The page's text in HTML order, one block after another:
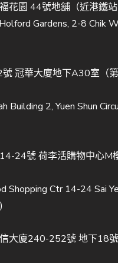
花園 44號地舖（近港鐵
Gardens, 2-8 Chik
冠華大廈地下A30室（
Building 2, Yuen Shun
24號 荷李活購物中心M
Shopping Ctr 14-24 Sai
大廈240-252號 地下18